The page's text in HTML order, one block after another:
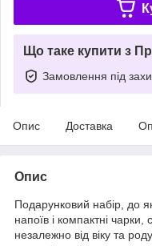
Що таке купити з
Замовлення під
Опис Доставка
Опис
Подарунковий набір, до
напоїв і компактні чарки,
незалежно від віку та